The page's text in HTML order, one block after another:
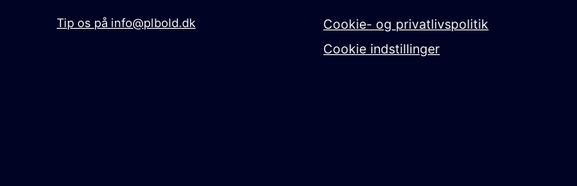
Tip os på info@plbold.dk
Cookie- og privatlivspolitik
Cookie indstillinger